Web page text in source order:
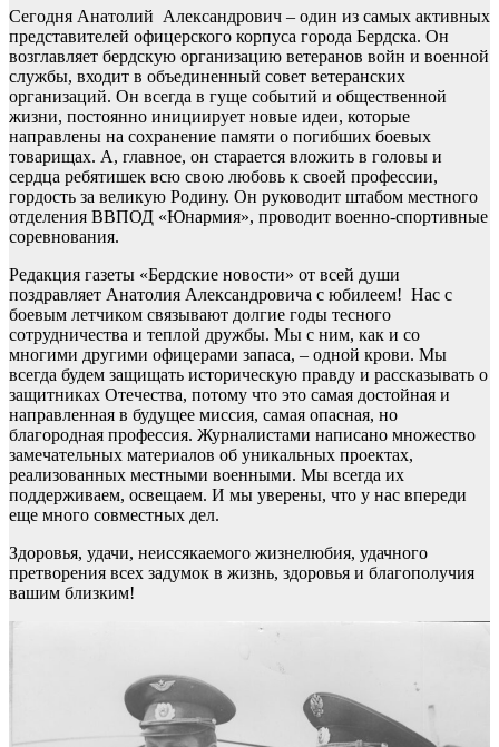
Сегодня Анатолий Александрович – один из самых активных
представителей офицерского корпуса города Бердска. Он
возглавляет бердскую организацию ветеранов войн и военной
службы, входит в объединенный совет ветеранских
организаций. Он всегда в гуще событий и общественной
жизни, постоянно инициирует новые идеи, которые
направлены на сохранение памяти о погибших боевых
товарищах. А, главное, он старается вложить в головы и
сердца ребятишек всю свою любовь к своей профессии,
гордость за великую Родину. Он руководит штабом местного
отделения ВВПОД «Юнармия», проводит военно-спортивные
соревнования.
Редакция газеты «Бердские новости» от всей души
поздравляет Анатолия Александровича с юбилеем! Нас с
боевым летчиком связывают долгие годы тесного
сотрудничества и теплой дружбы. Мы с ним, как и со
многими другими офицерами запаса, – одной крови. Мы
всегда будем защищать историческую правду и рассказывать о
защитниках Отечества, потому что это самая достойная и
направленная в будущее миссия, самая опасная, но
благородная профессия. Журналистами написано множество
замечательных материалов об уникальных проектах,
реализованных местными военными. Мы всегда их
поддерживаем, освещаем. И мы уверены, что у нас впереди
еще много совместных дел.
Здоровья, удачи, неиссякаемого жизнелюбия, удачного
претворения всех задумок в жизнь, здоровья и благополучия
вашим близким!